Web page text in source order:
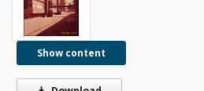
Show content